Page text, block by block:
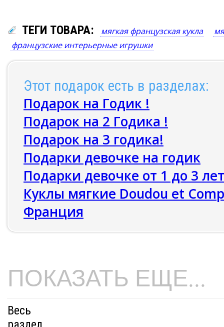
ТЕГИ ТОВАРА: мягкая французская кукла
французские интерьерные игрушки
Этот подарок есть в разделах:
Подарок на Годик !
Подарок на 2 Годика !
Подарок на 3 годика!
Подарки девочке на годик
Подарки девочке от 1 до 3 лет
Куклы мягкие Doudou et
Франция
ПОКАЗАТЬ ЕЩЕ...
Весь